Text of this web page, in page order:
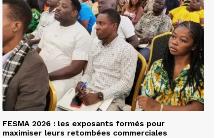
FESMA 2026 : les exposants formés pour
maximiser leurs retombées commerciales